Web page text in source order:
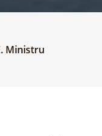
Ministru